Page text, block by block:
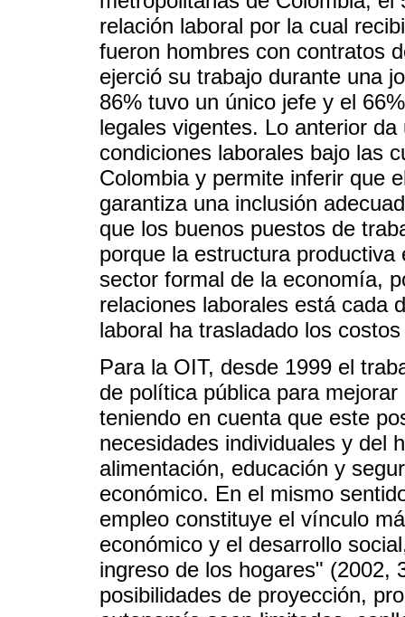
relación laboral por la cual
fueron hombres con contratos
ejerció su trabajo durante una
86% tuvo un único jefe y el
legales vigentes. Lo anterior
condiciones laborales bajo las
Colombia y permite inferir que
garantiza una inclusión
que los buenos puestos de
porque la estructura
sector formal de la economía,
relaciones laborales está cada
laboral ha trasladado los
Para la OIT, desde 1999 el
de política pública para
teniendo en cuenta que este
necesidades individuales y del
alimentación, educación y
económico. En el mismo
empleo constituye el vínculo
económico y el desarrollo
ingreso de los hogares" (2002,
posibilidades de proyección,